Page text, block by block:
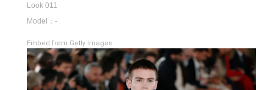
Look 011
Model：-
Embed from Getty Images